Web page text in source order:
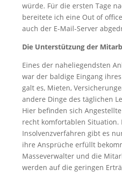
würde. Für die ersten Tage
bereitete ich eine Out of
auch der E-Mail-Server
Die Unterstützung der
Eines der naheliegendsten
war der baldige Eingang
galt es, Mieten,
andere Dinge des täglichen
Hier befinden sich
recht komfortablen Situation.
Insolvenzverfahren gibt es
ihre Ansprüche erfüllt
Masseverwalter und die
werden auf die geringen